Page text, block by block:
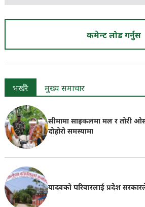
कमेन्ट लोड गर्नुस
भर्खरै मुख्य समाचार
सीमामा साइकलमा मल र तोरी
दोहोरो समस्यामा
यादवको परिवारलाई प्रदेश